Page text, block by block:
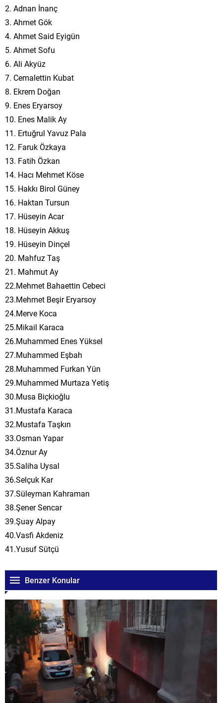
2. Adnan İnanç
3. Ahmet Gök
4. Ahmet Said Eyigün
5. Ahmet Sofu
6. Ali Akyüz
7. Cemalettin Kubat
8. Ekrem Doğan
9. Enes Eryarsoy
10. Enes Malik Ay
11. Ertuğrul Yavuz Pala
12. Faruk Özkaya
13. Fatih Özkan
14. Hacı Mehmet Köse
15. Hakkı Birol Güney
16. Haktan Tursun
17. Hüseyin Acar
18. Hüseyin Akkuş
19. Hüseyin Dinçel
20. Mahfuz Taş
21. Mahmut Ay
22.Mehmet Bahaettin Cebeci
23.Mehmet Beşir Eryarsoy
24.Merve Koca
25.Mikail Karaca
26.Muhammed Enes Yüksel
27.Muhammed Eşbah
28.Muhammed Furkan Yün
29.Muhammed Murtaza Yetiş
30.Musa Biçkioğlu
31.Mustafa Karaca
32.Mustafa Taşkın
33.Osman Yapar
34.Öznur Ay
35.Saliha Uysal
36.Selçuk Kar
37.Süleyman Kahraman
38.Şener Sencar
39.Şuay Alpay
40.Vasfi Akdeniz
41.Yusuf Sütçü
Benzer Konular